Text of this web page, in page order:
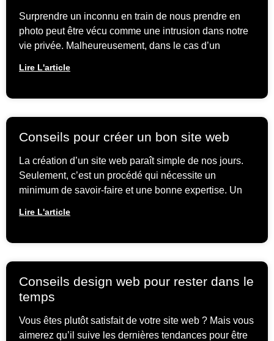
Surprendre un inconnu en train de nous prendre en
photo peut être vécu comme une intrusion dans notre
vie privée. Malheureusement, dans le cas d’un
Lire L'article
Conseils pour créer un bon site web
La création d’un site web paraît simple de nos jours.
Seulement, c’est un procédé qui nécessite un
minimum de savoir-faire et une bonne expertise. Un
Lire L'article
Conseils design web pour rester dans le
temps
Vous êtes plutôt satisfait de votre site web ? Mais vous
aimerez qu’il suive les dernières tendances pour être